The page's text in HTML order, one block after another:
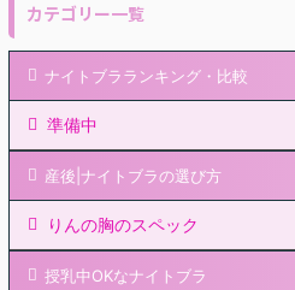
カテゴリー一覧
ナイトブラランキング・比較
準備中
産後|ナイトブラの選び方
りんの胸のスペック
授乳中OKなナイトブラ